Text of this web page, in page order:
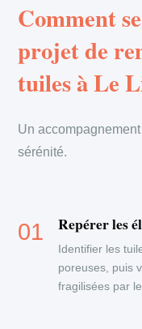
Comment
projet de
tuiles à Le
Un
sérénité.
Repérer les
Identifier les
poreuses, puis
fragilisées par